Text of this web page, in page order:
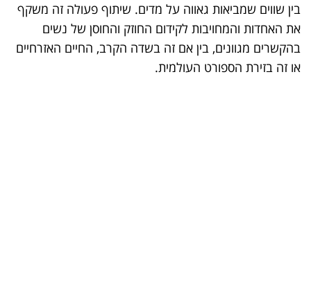
בין שווים שמביאות גאווה על מדים. שיתוף פעולה זה משקף
את האחדות והמחויבות לקידום החוזק והחוסן של נשים
בהקשרים מגוונים, בין אם זה בשדה הקרב, החיים האזרחיים
או זה בזירת הספורט העולמית.